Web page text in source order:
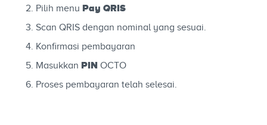
Pilih menu Pay QRIS
Scan QRIS dengan nominal yang sesuai.
Konfirmasi pembayaran
Masukkan PIN OCTO
Proses pembayaran telah selesai.